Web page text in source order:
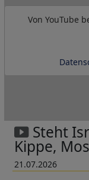
Von YouTube
21.07.2026
Steht
Kippe,